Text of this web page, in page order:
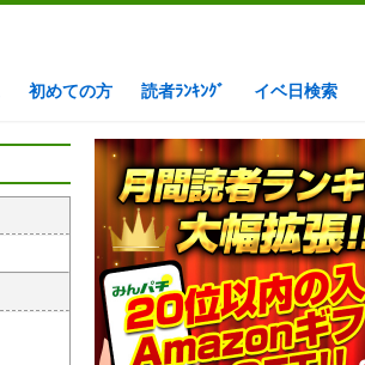
初めての方 読者ﾗﾝｷﾝｸﾞ イベ日検索